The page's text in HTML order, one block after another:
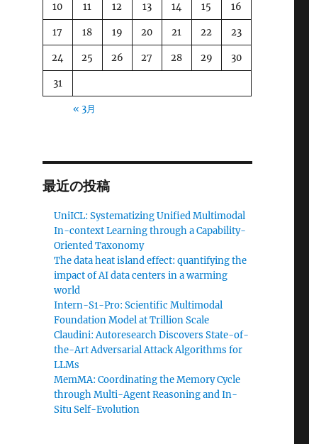
10 11 12 13 14 15 16
17 18 19 20 21 22 23
24 25 26 27 28 29 30
31
« 3月
最近の投稿
UniICL: Systematizing Unified Multimodal
In-context Learning through a Capability-
Oriented Taxonomy
The data heat island effect: quantifying the
impact of AI data centers in a warming
world
Intern-S1-Pro: Scientific Multimodal
Foundation Model at Trillion Scale
Claudini: Autoresearch Discovers State-of-
the-Art Adversarial Attack Algorithms for
LLMs
MemMA: Coordinating the Memory Cycle
through Multi-Agent Reasoning and In-
Situ Self-Evolution